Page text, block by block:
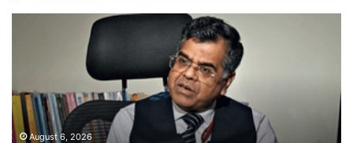
फेरबदल,
डॉ.
टी.वी.August 6, 2026